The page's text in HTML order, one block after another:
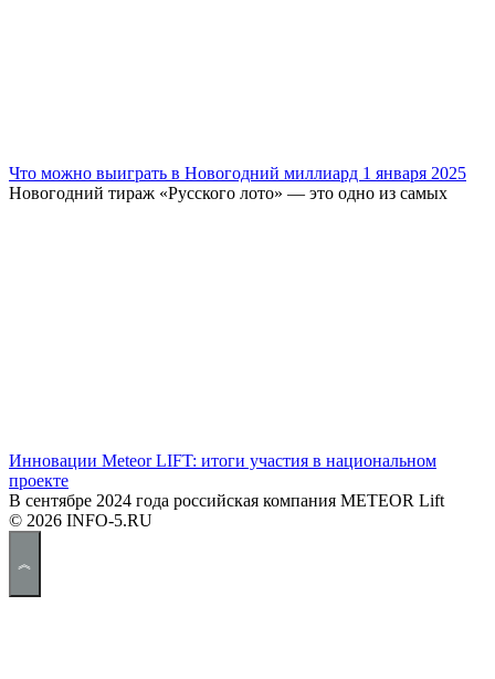
Что можно выиграть в Новогодний миллиард 1 января 2025
Новогодний тираж «Русского лото» — это одно из самых
Инновации Meteor LIFT: итоги участия в национальном
проекте
В сентябре 2024 года российская компания METEOR Lift
© 2026 INFO-5.RU